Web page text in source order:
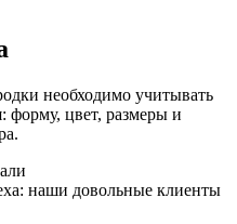
необходимо учитывать
цвет, размеры и
наши довольные клиенты